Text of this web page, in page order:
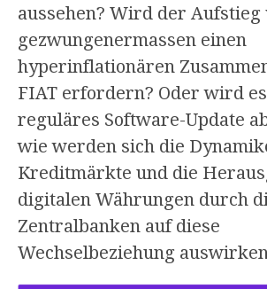
aussehen? Wird der Aufstieg
gezwungenermassen einen
hyperinflationären
FIAT erfordern? Oder wird
reguläres Software-Update
wie werden sich die
Kreditmärkte und die
digitalen Währungen durch
Zentralbanken auf diese
Wechselbeziehung